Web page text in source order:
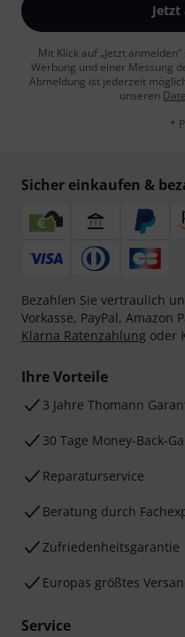
Jetzt
Mit Klick auf „Jetzt
Werbung und einer Messung
Abmeldung ist jederzeit
unseren
*
Sicher einkaufen &
Bezahlen Sie vertraulich
Vorkasse, PayPal, Amazon
Klarna Ratenzahlung oder
Ihre Vorteile
3 Jahre Thomann
30 Tage Money-Back-
Reparaturservice
Beratung durch
Zufriedenheitsgarantie
Europas größtes
Service